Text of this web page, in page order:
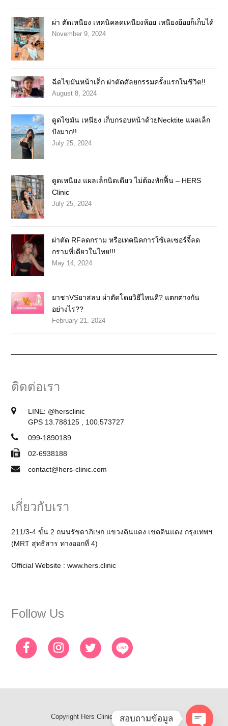
ผ่า ตัดเหนียง เทคนิคลดเหนียงห้อย เหนียงย้อยก็เก็บได้
November 9, 2024
ฉีดไขมันหน้าเด็ก ผ่าตัดศัลยกรรมครั้งแรกในชีวิต!!
August 8, 2024
ดูดไขมัน เหนียง เก็บกรอบหน้าด้วยNecktite แผลเล็ก
ปังมาก!!
July 25, 2024
ดูดเหนียง แผลเล็กนิดเดียว ไม่ต้องพักฟื้น – HERS
Clinic
July 25, 2024
ผ่าตัด RFลดกราม หรือเทคนิคการใช้เลเซอร์จี้ลด
กรามที่เดียวในไทย!!!
May 14, 2024
ยาชาVSยาสลบ ผ่าตัดโดยวิธีไหนดี? แตกต่างกัน
อย่างไร??
February 21, 2024
ติดต่อเรา
LINE: @hersclinic
GPS 13.788125 , 100.573727
099-1890189
02-6938188
contact@hers-clinic.com
เกี่ยวกับเรา
211/3-4 ขั้น 2 ถนนรัชดาภิเษก แขวงดินแดง เขตดินแดง กรุงเทพฯ
(MRT สุทธิสาร ทางออกที่ 4)
Official Website :www.hers.clinic
Follow Us
Copyright Hers Clinic - All Rights Reserved
สอบถามข้อมูล